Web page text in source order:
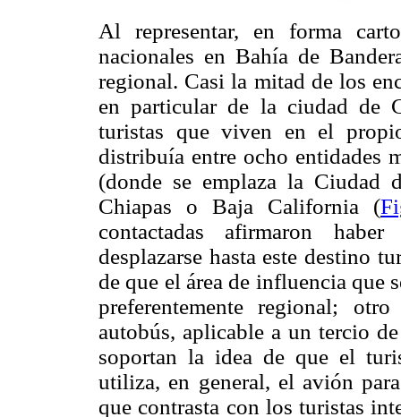
Al representar, en forma
nacionales en Bahía de
regional. Casi la mitad de los
en particular de la ciudad de
turistas que viven en el
distribuía entre ocho entidades
(donde se emplaza la Ciudad
Chiapas o Baja California (
contactadas afirmaron
desplazarse hasta este destino
de que el área de influencia que
preferentemente regional;
autobús, aplicable a un tercio
soportan la idea de que el
utiliza, en general, el avión
que contrasta con los turistas